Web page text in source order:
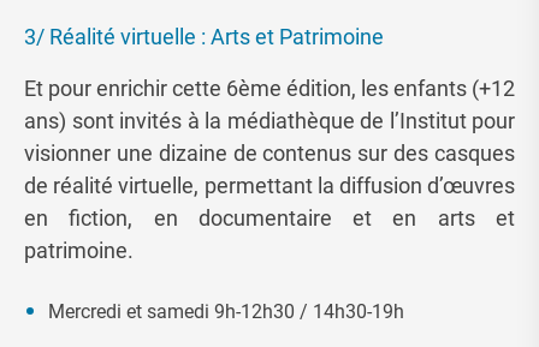
3/ Réalité virtuelle : Arts et Patrimoine
Et pour enrichir cette 6ème édition, les enfants (+12
ans) sont invités à la médiathèque de l’Institut pour
visionner une dizaine de contenus sur des casques
de réalité virtuelle, permettant la diffusion d’œuvres
en fiction, en documentaire et en arts et
patrimoine.
Mercredi et samedi 9h-12h30 / 14h30-19h